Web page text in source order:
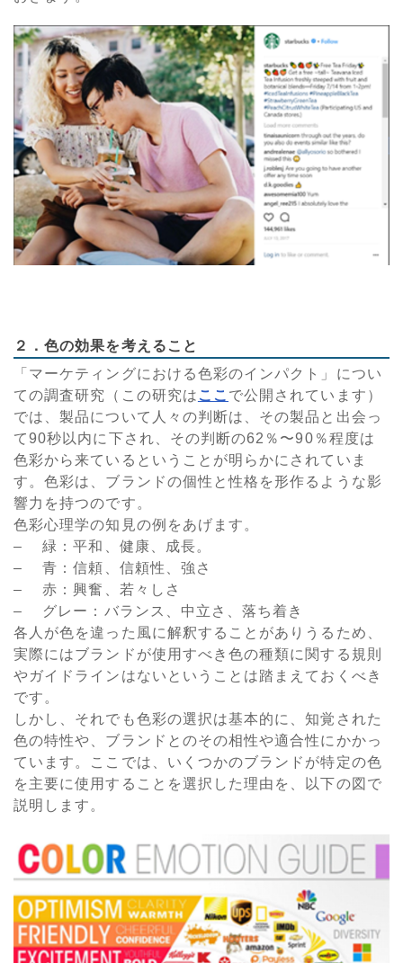
２．色の効果を考えること
「マーケティングにおける色彩のインパクト」につい
ての調査研究（この研究は ここ で公開されています）
では、製品について人々の判断は、その製品と出会っ
て90秒以内に下され、その判断の62％〜90％程度は
色彩から来ているということが明らかにされていま
す。色彩は、ブランドの個性と性格を形作るような影
響力を持つのです。
色彩心理学の知見の例をあげます。
– 緑：平和、健康、成長。
– 青：信頼、信頼性、強さ
– 赤：興奮、若々しさ
– グレー：バランス、中立さ、落ち着き
各人が色を違った風に解釈することがありうるため、
実際にはブランドが使用すべき色の種類に関する規則
やガイドラインはないということは踏まえておくべき
です。
しかし、それでも色彩の選択は基本的に、知覚された
色の特性や、ブランドとのその相性や適合性にかかっ
ています。ここでは、いくつかのブランドが特定の色
を主要に使用することを選択した理由を、以下の図で
説明します。